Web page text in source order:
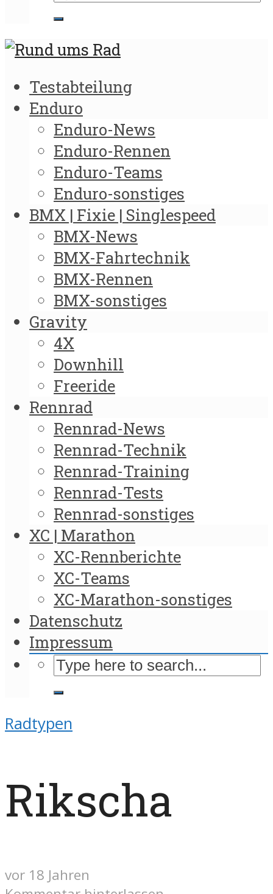
Testabteilung
Enduro
Enduro-News
Enduro-Rennen
Enduro-Teams
Enduro-sonstiges
BMX | Fixie | Singlespeed
BMX-News
BMX-Fahrtechnik
BMX-Rennen
BMX-sonstiges
Gravity
4X
Downhill
Freeride
Rennrad
Rennrad-News
Rennrad-Technik
Rennrad-Training
Rennrad-Tests
Rennrad-sonstiges
XC | Marathon
XC-Rennberichte
XC-Teams
XC-Marathon-sonstiges
Datenschutz
Impressum
Radtypen
Rikscha
vor 18 Jahren